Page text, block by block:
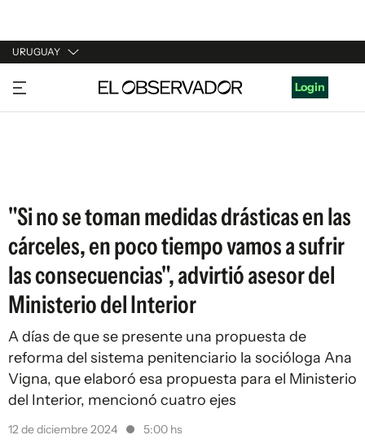
URUGUAY
URUGUAY
ARGENTINA
Login
"Si no se toman medidas drásticas en las
cárceles, en poco tiempo vamos a sufrir
las consecuencias", advirtió asesor del
Ministerio del Interior
A días de que se presente una propuesta de
reforma del sistema penitenciario la socióloga Ana
Vigna, que elaboró esa propuesta para el Ministerio
del Interior, mencionó cuatro ejes
12 de diciembre 2024 5:00 hs